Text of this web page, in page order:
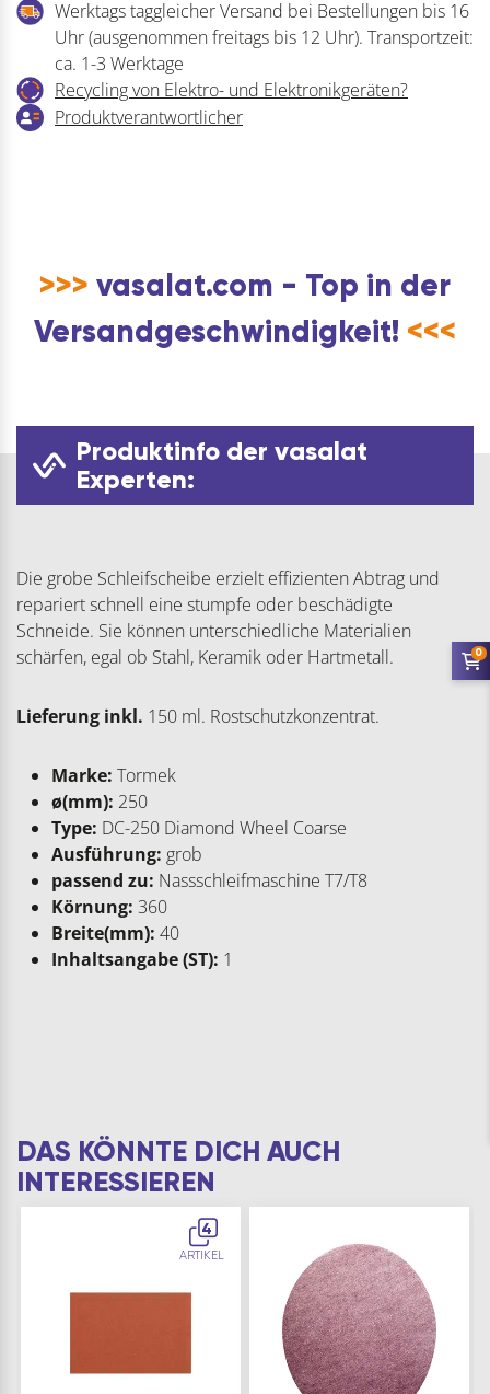
250
250mm
Korn
Werktags taggleicher Versand bei Bestellungen bis 16
Uhr (ausgenommen freitags bis 12 Uhr). Transportzeit:
ca. 1-3 Werktage
Recycling von Elektro- und Elektronikgeräten?
Produktverantwortlicher
>>> vasalat.com - Top in der
Versandgeschwindigkeit! <<<
Produktinfo der vasalat
Experten:
Die grobe Schleifscheibe erzielt effizienten Abtrag und
repariert schnell eine stumpfe oder beschädigte
Schneide. Sie können unterschiedliche Materialien
schärfen, egal ob Stahl, Keramik oder Hartmetall.
Lieferung inkl. 150 ml. Rostschutzkonzentrat.
Marke: Tormek
ø(mm): 250
Type: DC-250 Diamond Wheel Coarse
Ausführung: grob
passend zu: Nassschleifmaschine T7/T8
Körnung: 360
Breite(mm): 40
Inhaltsangabe (ST): 1
DAS KÖNNTE DICH AUCH
INTERESSIEREN
4
ARTIKEL
0